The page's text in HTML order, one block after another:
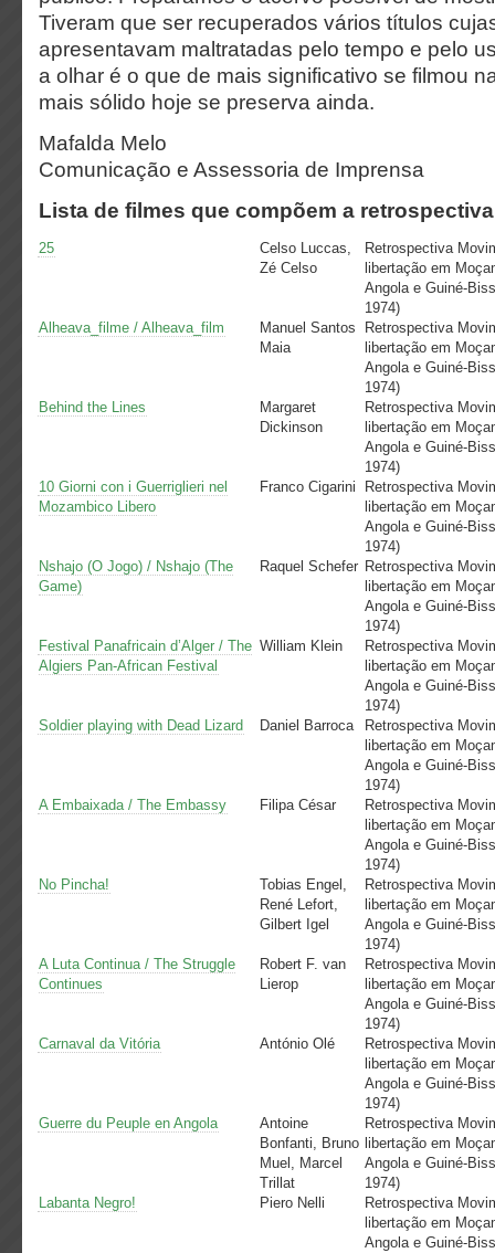
Tiveram que ser recuperados vários títulos
apresentavam maltratadas pelo tempo e pelo
a olhar é o que de mais significativo se filmou
mais sólido hoje se preserva ainda.
Mafalda Melo
Comunicação e Assessoria de Imprensa
Lista de filmes que compõem a
25
Celso Luccas,
Zé Celso
Retrospectiva
libertação em
Angola e Guiné-
1974)
Alheava_filme / Alheava_film
Manuel Santos
Maia
Retrospectiva
libertação em
Angola e Guiné-
1974)
Behind the Lines
Margaret
Dickinson
Retrospectiva
libertação em
Angola e Guiné-
1974)
10 Giorni con i Guerriglieri nel
Mozambico Libero
Franco Cigarini
Retrospectiva
libertação em
Angola e Guiné-
1974)
Nshajo (O Jogo) / Nshajo (The
Game)
Raquel Schefer Retrospectiva
libertação em
Angola e Guiné-
1974)
Festival Panafricain d’Alger / The
Algiers Pan-African Festival
William Klein
Retrospectiva
libertação em
Angola e Guiné-
1974)
Soldier playing with Dead Lizard
Daniel Barroca
Retrospectiva
libertação em
Angola e Guiné-
1974)
A Embaixada / The Embassy
Filipa César
Retrospectiva
libertação em
Angola e Guiné-
1974)
No Pincha!
Tobias Engel,
René Lefort,
Gilbert Igel
Retrospectiva
libertação em
Angola e Guiné-
1974)
A Luta Continua / The Struggle
Continues
Robert F. van
Lierop
Retrospectiva
libertação em
Angola e Guiné-
1974)
Carnaval da Vitória
António Olé
Retrospectiva
libertação em
Angola e Guiné-
1974)
Guerre du Peuple en Angola
Antoine
Bonfanti, Bruno
Muel, Marcel
Trillat
Retrospectiva
libertação em
Angola e Guiné-
1974)
Labanta Negro!
Piero Nelli
Retrospectiva
libertação em
Angola e Guiné-